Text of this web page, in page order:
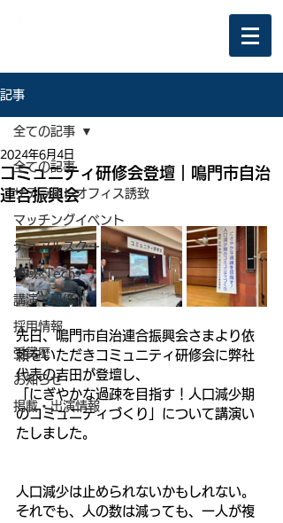
記事
全ての記事
サテライトオフィス誘致
マッチングイベント
デュアルスクール
地域×Tech
講演・研修
採用情報
受賞歴
お知らせ
掲載・出演情報
全ての記事
コミュニティ研修会登壇｜鳴門市自治
連合振興会
2024年6月4日
先日、鳴門市自治連合振興会さまより依
頼をいただきコミュニティ研修会に弊社
代表の吉田が登壇し、
「にぎやかな過疎を目指す！人口減少期
のコミュニティづくり」について講演い
たしました。
人口減少は止められないかもしれない。
それでも、人の数は減っても、一人が複